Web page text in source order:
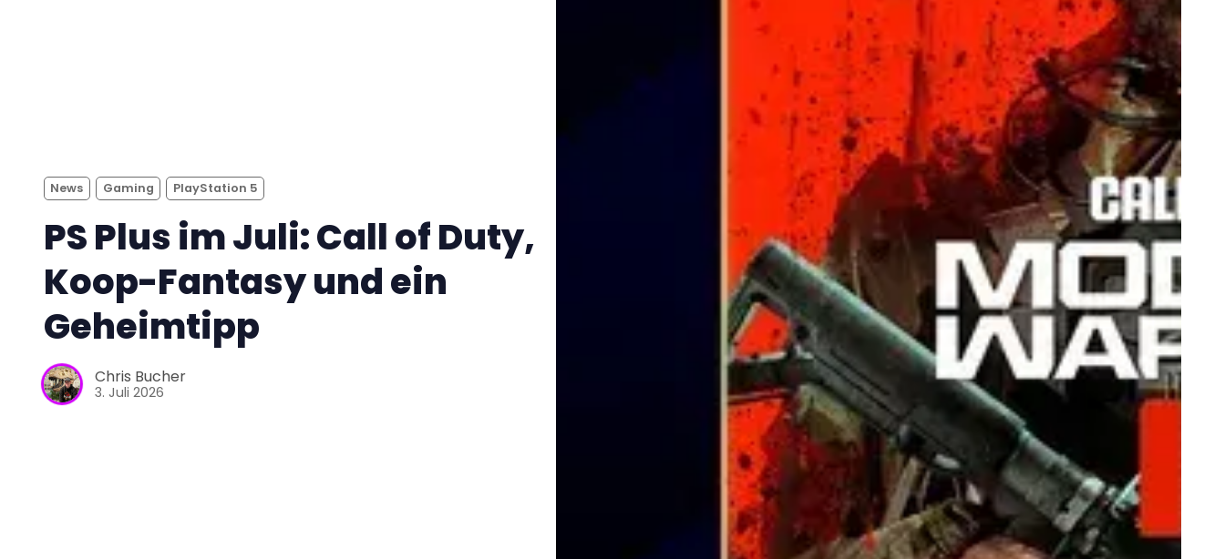
News Gaming PlayStation 5
PS Plus im Juli: Call of Duty,
Koop-Fantasy und ein
Geheimtipp
Chris Bucher
3. Juli 2026